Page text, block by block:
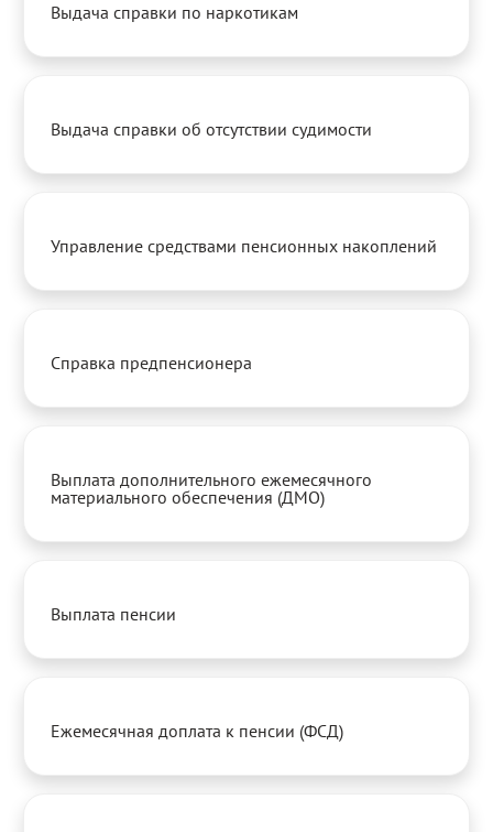
Выдача справки по наркотикам
Выдача справки об отсутствии судимости
Управление средствами пенсионных накоплений
Справка предпенсионера
Выплата дополнительного ежемесячного
материального обеспечения (ДМО)
Выплата пенсии
Ежемесячная доплата к пенсии (ФСД)